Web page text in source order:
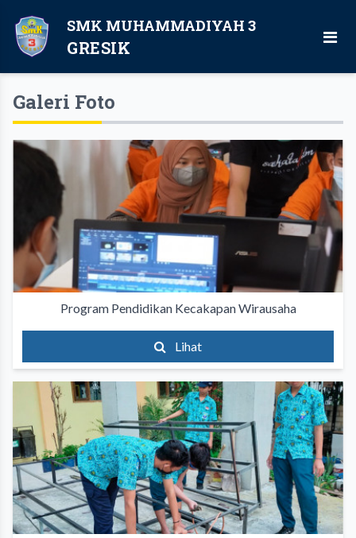
SMK MUHAMMADIYAH 3
GRESIK
Galeri Foto
Program Pendidikan Kecakapan Wirausaha
Lihat